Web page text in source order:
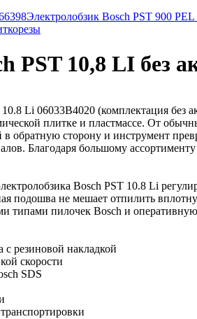
Электролобзик Bosch PST 900
PST 10,8 LI без
Li 06033B4020 (комплектация без
плитке и пластмассе. От
обратную сторону и инструмент
Благодаря большому
Bosch PST 10.8 Li
подошва не мешает отпилить
типами пилочек Bosch и
с резиновой накладкой
скорости
SDS